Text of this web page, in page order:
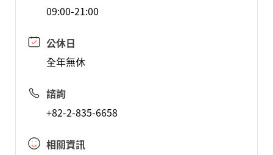
09:00-21:00
公休日
全年無休
諮詢
+82-2-835-6658
相關資訊